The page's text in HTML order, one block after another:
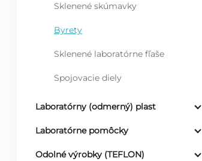
Sklenené skúmavky
Byrety
Sklenené laboratórne fľaše
Spojovacie diely
Laboratórny (odmerný) plast
Laboratórne pomôcky
Odolné výrobky (TEFLON)